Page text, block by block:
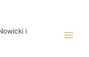
i